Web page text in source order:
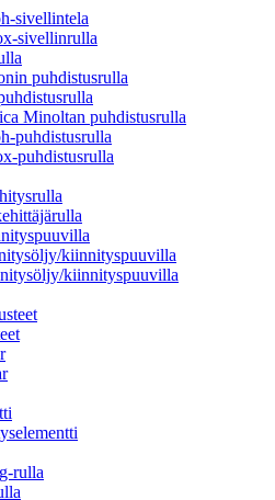
sivellintela
sivellinrulla
puhdistusrulla
Minoltan puhdistusrulla
puhdistusrulla
puhdistusrulla
kiinnityspuuvilla
kiinnityspuuvilla
rulla